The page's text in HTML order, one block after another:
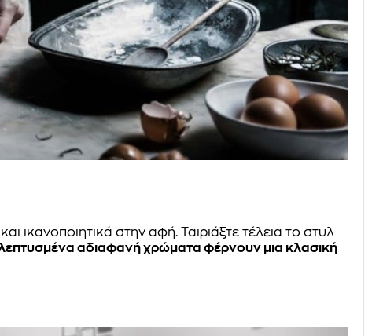
ικανοποιητικά στην αφή. Ταιριάξτε τέλεια το στυλ
αδιαφανή χρώματα φέρνουν μια κλασική